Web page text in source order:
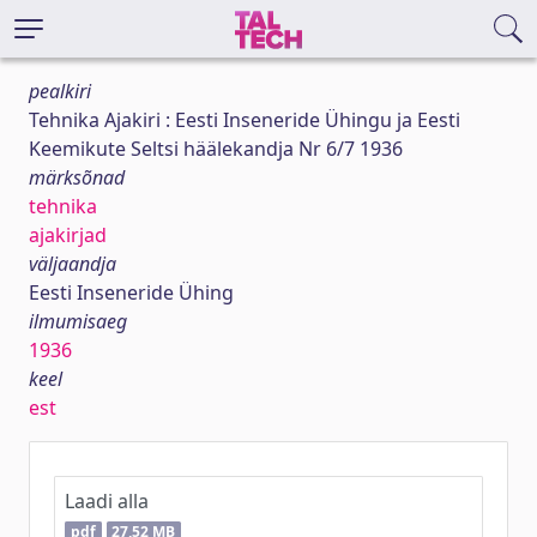
pealkiri
Tehnika Ajakiri : Eesti Inseneride Ühingu ja Eesti
Keemikute Seltsi häälekandja Nr 6/7 1936
märksõnad
tehnika
ajakirjad
väljaandja
Eesti Inseneride Ühing
ilmumisaeg
1936
keel
est
Laadi alla
pdf 27,52 MB